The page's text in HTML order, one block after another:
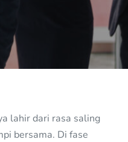
lahir dari rasa saling
bersama. Di fase